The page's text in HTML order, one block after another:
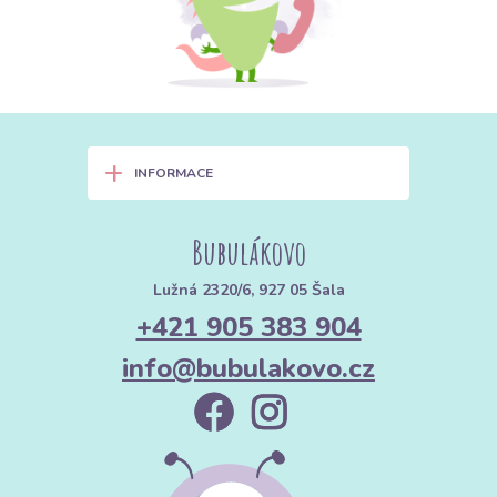
2. Co ušít z tylu: Více než jen
Sukně typu „Dolly“ a „Tutu“:Vrstvení je klíčem k úspěchu.
Zkombinujte tyl s našimiladícími satény
dokonalého vzhledu.
Pro nevěsty, které hledají lehkost a jemnost.
Tyl dodá bohatý objem, aniž by byla sukně příliš
👧 Děti a fantazie
Kostýmy pro princezny a víly:Stačí pár metrů tylu a gumička v
pase a vykouzlíte radost v dětských očích i bez šití.
Mašle, čelenky nebo ozdobné sponky.
+ INFORMACE
Bubulákovo
Lužná 2320/6, 927 05 Šala
+421 905 383 904
info@bubulakovo.cz